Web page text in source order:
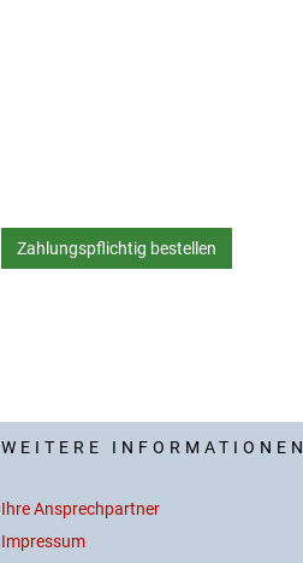
WEITERE INFORMATIONEN
Ihre Ansprechpartner
Impressum